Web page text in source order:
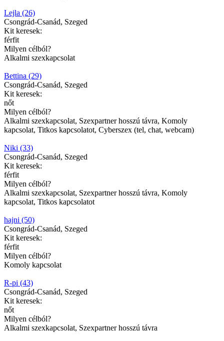
Lejla (26)
Csongrád-Csanád, Szeged
Kit keresek:
férfit
Milyen célból?
Alkalmi szexkapcsolat
Bettina (29)
Csongrád-Csanád, Szeged
Kit keresek:
nőt
Milyen célból?
Alkalmi szexkapcsolat, Szexpartner hosszú távra, Komoly
kapcsolat, Titkos kapcsolatot, Cyberszex (tel, chat, webcam)
Niki (33)
Csongrád-Csanád, Szeged
Kit keresek:
férfit
Milyen célból?
Alkalmi szexkapcsolat, Szexpartner hosszú távra, Komoly
kapcsolat, Titkos kapcsolatot
hajni (50)
Csongrád-Csanád, Szeged
Kit keresek:
férfit
Milyen célból?
Komoly kapcsolat
R-pi (43)
Csongrád-Csanád, Szeged
Kit keresek:
nőt
Milyen célból?
Alkalmi szexkapcsolat, Szexpartner hosszú távra